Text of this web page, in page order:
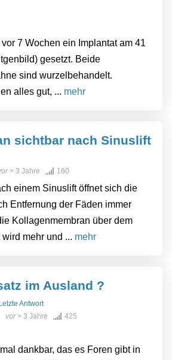
7 Wochen ein Implantat am 41
gesetzt. Beide
sind wurzelbehandelt.
alles gut, ... mehr
sichtbar nach Sinuslift
> 3 Jahre 160
einem Sinuslift öffnet sich die
Entfernung der Fäden immer
Kollagenmembran über dem
mehr und ... mehr
im Ausland ?
Letzte Antwort
vor> 3 Jahre 425
dankbar, das es Foren gibt in